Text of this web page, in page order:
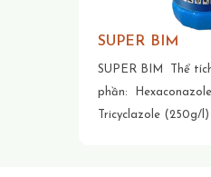
SUPER BIM
SUPER BIM Thể
phần: Hexaconazole (50g/l)
Tricyclazole